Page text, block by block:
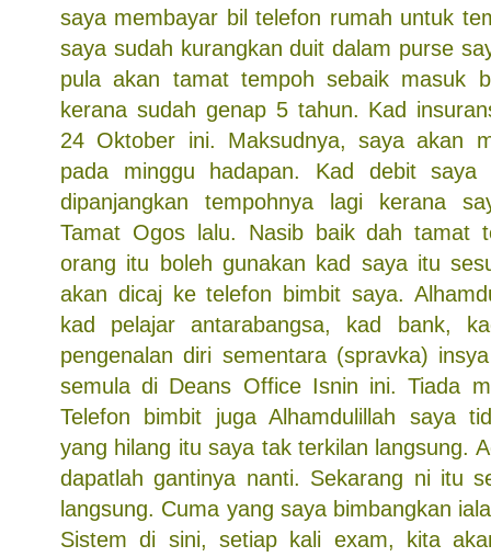
saya membayar bil telefon rumah untuk
saya sudah kurangkan duit dalam purse
pula akan tamat tempoh sebaik masuk
kerana sudah genap 5 tahun. Kad
24 Oktober ini. Maksudnya, saya akan
pada minggu hadapan. Kad debit saya
dipanjangkan tempohnya lagi kerana
Tamat Ogos lalu. Nasib baik dah tamat
orang itu boleh gunakan kad saya itu
akan dicaj ke telefon bimbit saya.
kad pelajar antarabangsa, kad bank,
pengenalan diri sementara (spravka)
semula di Deans Office Isnin ini. Tiada
Telefon bimbit juga Alhamdulillah saya
yang hilang itu saya tak terkilan langsung.
dapatlah gantinya nanti. Sekarang ni itu
langsung. Cuma yang saya bimbangkan
Sistem di sini, setiap kali exam, kita